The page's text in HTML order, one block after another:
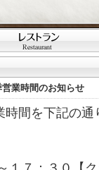
業時間のお知らせ
間を下記の通